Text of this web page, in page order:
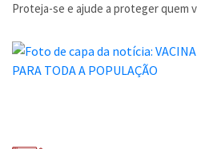
Proteja-se e ajude a proteger quem